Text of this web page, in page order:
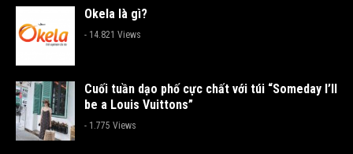
Okela là gì?
- 14.821 Views
Cuối tuần dạo phố cực chất với túi “Someday I’ll
be a Louis Vuittons”
- 1.775 Views